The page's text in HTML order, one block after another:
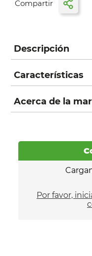
Descripción
Características
Acerca de la
Por favor,